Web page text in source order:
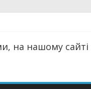
на нашому сайті